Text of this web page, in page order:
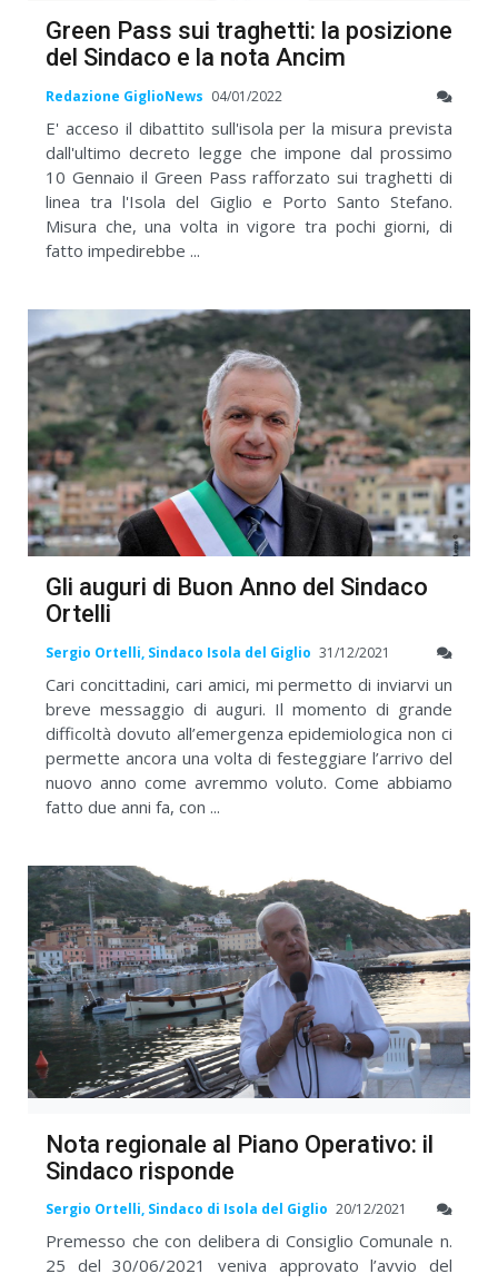
Green Pass sui traghetti: la posizione
del Sindaco e la nota Ancim
Redazione GiglioNews 04/01/2022
E' acceso il dibattito sull'isola per la misura prevista
dall'ultimo decreto legge che impone dal prossimo
10 Gennaio il Green Pass rafforzato sui traghetti di
linea tra l'Isola del Giglio e Porto Santo Stefano.
Misura che, una volta in vigore tra pochi giorni, di
fatto impedirebbe ...
Gli auguri di Buon Anno del Sindaco
Ortelli
Sergio Ortelli, Sindaco Isola del Giglio 31/12/2021
Cari concittadini, cari amici, mi permetto di inviarvi un
breve messaggio di auguri. Il momento di grande
difficoltà dovuto all’emergenza epidemiologica non ci
permette ancora una volta di festeggiare l’arrivo del
nuovo anno come avremmo voluto. Come abbiamo
fatto due anni fa, con ...
Nota regionale al Piano Operativo: il
Sindaco risponde
Sergio Ortelli, Sindaco di Isola del Giglio 20/12/2021
Premesso che con delibera di Consiglio Comunale n.
25 del 30/06/2021 veniva approvato l’avvio del